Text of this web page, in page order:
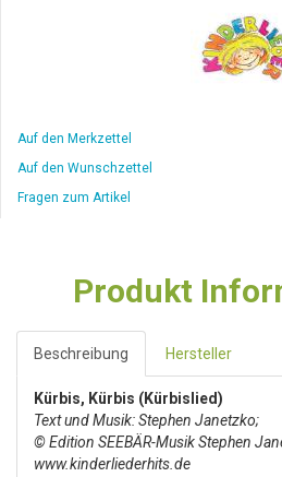
Auf den Merkzettel
Auf den Wunschzettel
Fragen zum Artikel
Produkt
Beschreibung Hersteller
Kürbis, Kürbis (Kürbislied)
Text und Musik: Stephen Janetzko;
© Edition SEEBÄR-Musik Stephen
www.kinderliederhits.de